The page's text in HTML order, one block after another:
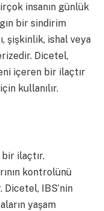
insanın günlük
bir sindirim
şişkinlik, ishal veya
Dicetel,
içeren bir ilaçtır
kullanılır.
ilaçtır.
kontrolünü
IBS’nin
yaşam